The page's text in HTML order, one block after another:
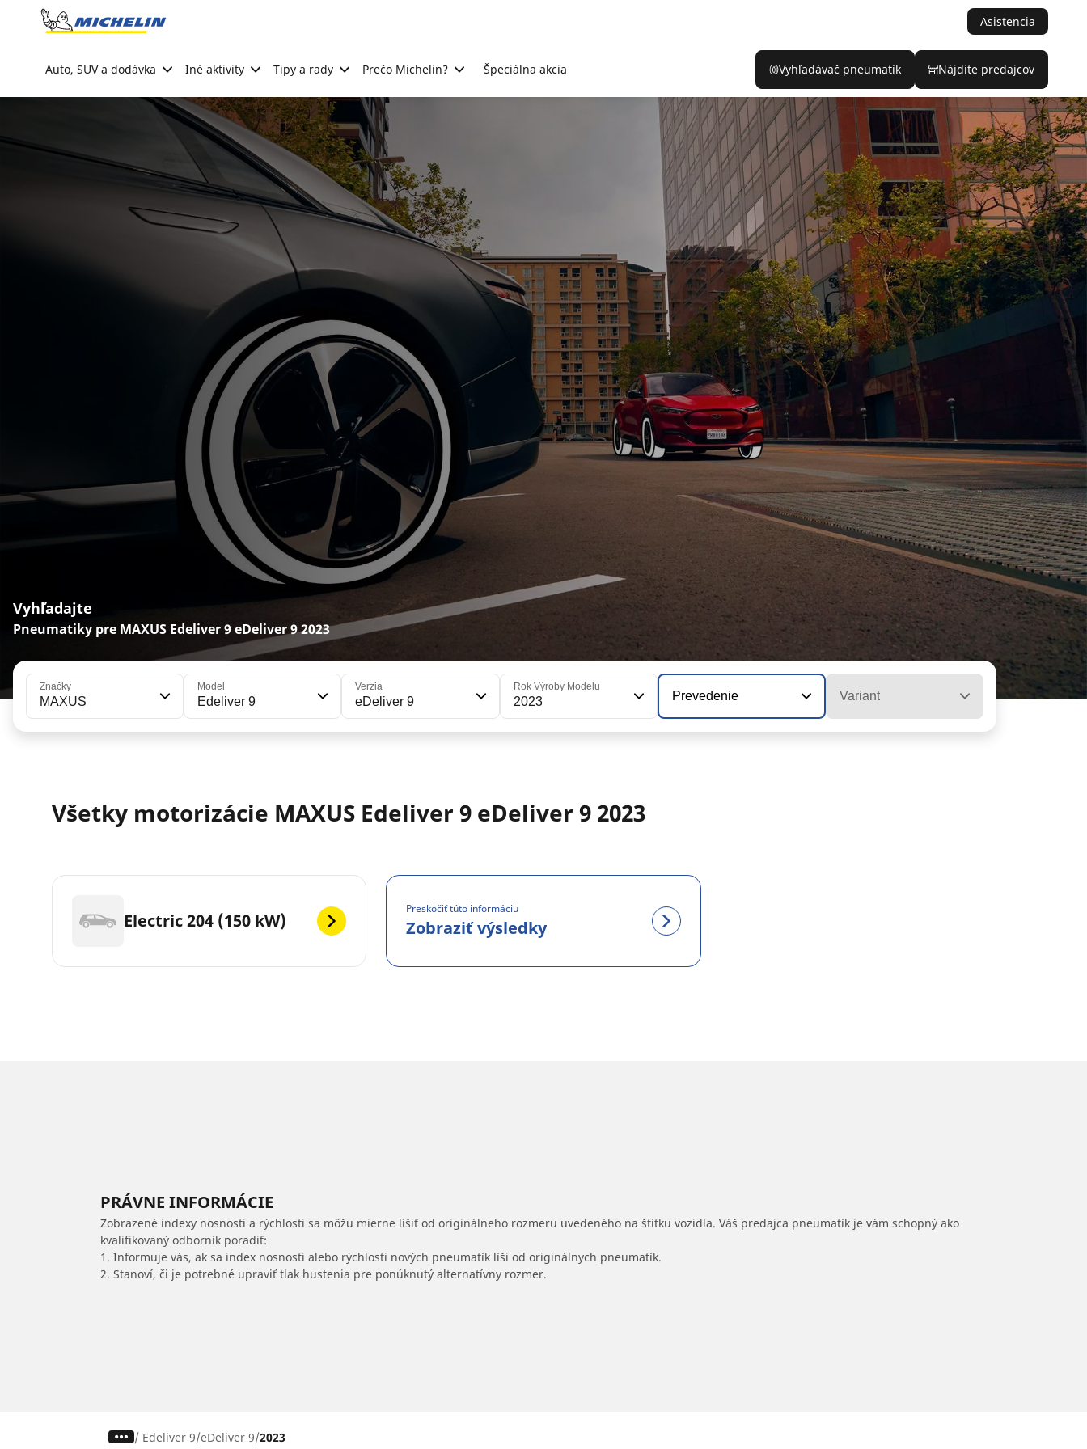
Go to page content
Asistencia
Auto, SUV a dodávka Iné aktivity Tipy a rady Prečo Michelin? Špeciálna akcia Vyhľadávač pneumatík Nájdite predajcov
Vyhľadajte
Pneumatiky pre MAXUS Edeliver 9 eDeliver 9 2023
Značky
MAXUS
Model
Edeliver 9
Verzia
eDeliver 9
Rok Výroby Modelu
2023 Prevedenie Variant
Všetky motorizácie MAXUS Edeliver 9 eDeliver 9 2023
Electric 204 (150 kW)
Preskočiť túto informáciu
Zobraziť výsledky
PRÁVNE INFORMÁCIE
Zobrazené indexy nosnosti a rýchlosti sa môžu mierne líšiť od originálneho rozmeru uvedeného na štítku vozidla. Váš predajca pneumatík je vám schopný ako
kvalifikovaný odborník poradiť:
1. Informuje vás, ak sa index nosnosti alebo rýchlosti nových pneumatík líši od originálnych pneumatík.
2. Stanoví, či je potrebné upraviť tlak hustenia pre ponúknutý alternatívny rozmer.
/ Edeliver 9 eDeliver 9 2023